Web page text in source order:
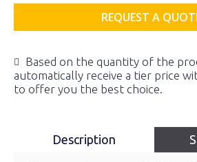
REQUEST A
Based on the quantity of the
automatically receive a tier price
to offer you the best choice.
Description